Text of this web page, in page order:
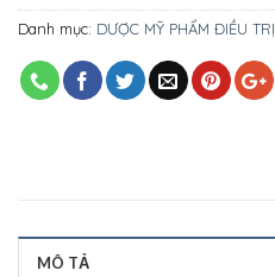
Danh mục: DƯỢC MỸ PHẨM ĐIỀU TRỊ
MÔ TẢ